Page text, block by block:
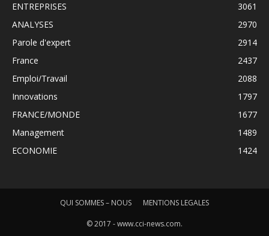
ENTREPRISES
3061
ANALYSES
2970
Parole d'expert
2914
France
2437
Emploi/Travail
2088
Innovations
1797
FRANCE/MONDE
1677
Management
1489
ECONOMIE
1424
QUI SOMMES – NOUS MENTIONS LEGALES
© 2017 - www.cci-news.com.